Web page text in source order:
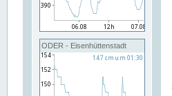
ODER - Eisenhüttenstadt